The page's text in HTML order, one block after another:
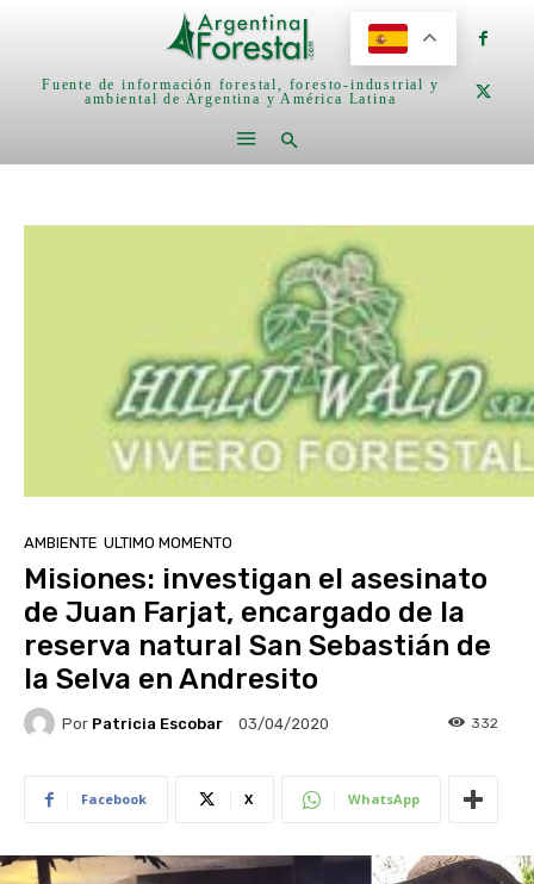
Fuente de información forestal, foresto-industrial y
ambiental de Argentina y América Latina
AMBIENTE ULTIMO MOMENTO
Misiones: investigan el asesinato
de Juan Farjat, encargado de la
reserva natural San Sebastián de
la Selva en Andresito
Por Patricia Escobar 03/04/2020 332
Facebook X WhatsApp